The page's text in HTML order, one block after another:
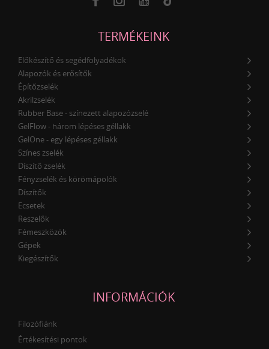
TERMÉKEINK
Előkészítő és segédfolyadékok
Alapozók és erősítők
Építőzselék
Akrilzselék
Rubber Base - színezett alapozózselé
GelFlow - három lépéses géllakk
GelOne - egy lépéses géllakk
Színes zselék
Díszítő zselék
Fényzselék és körömápolók
Díszítők
Ecsetek
Reszelők
Fémeszközök
Gépek
Kiegészítők
INFORMÁCIÓK
Filozófiánk
Értékesítési pontok